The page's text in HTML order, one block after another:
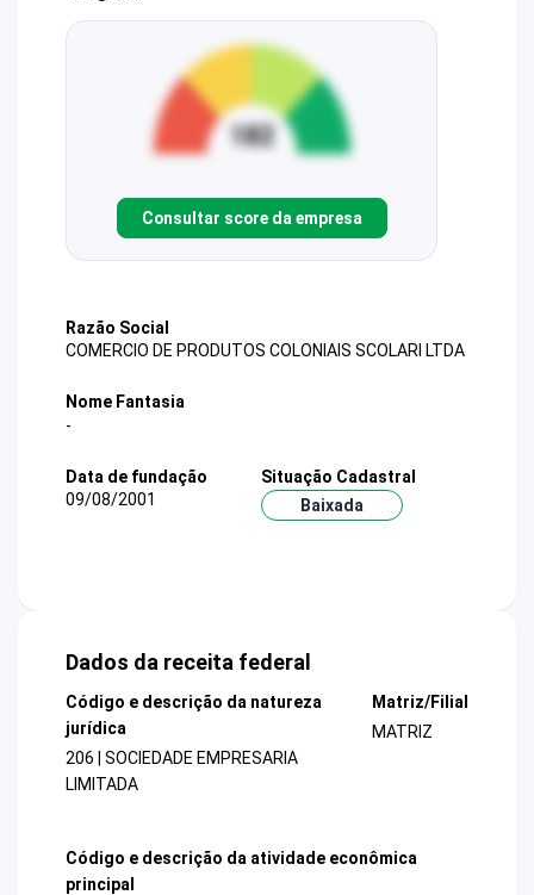
Consultar score da empresa
Razão Social
COMERCIO DE PRODUTOS COLONIAIS SCOLARI LTDA
Nome Fantasia
-
Data de fundação
09/08/2001
Situação Cadastral
Baixada
Dados da receita federal
Código e descrição da natureza
jurídica
206 | SOCIEDADE EMPRESARIA
LIMITADA
Matriz/Filial
MATRIZ
Código e descrição da atividade econômica
principal